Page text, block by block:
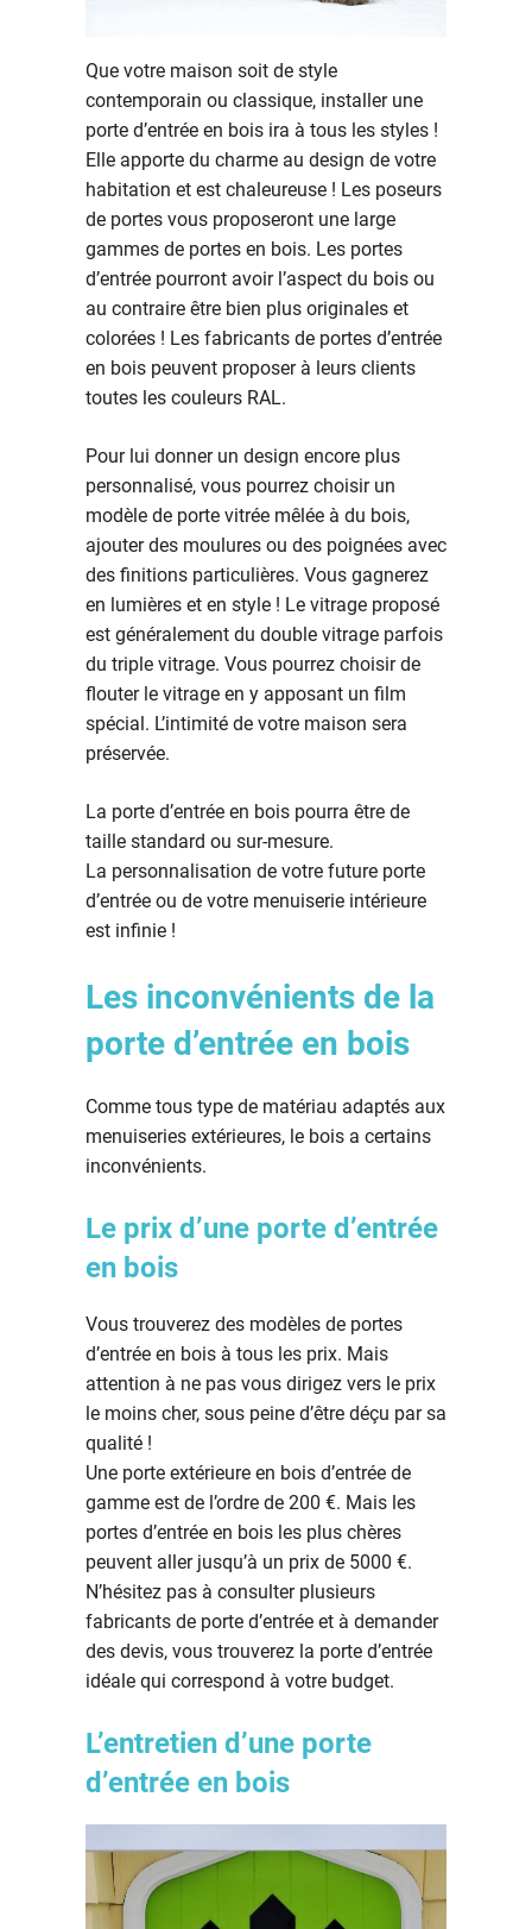
Que votre maison soit de style
contemporain ou classique, installer une
porte d’entrée en bois ira à tous les styles !
Elle apporte du charme au design de votre
habitation et est chaleureuse ! Les poseurs
de portes vous proposeront une large
gammes de portes en bois. Les portes
d’entrée pourront avoir l’aspect du bois ou
au contraire être bien plus originales et
colorées ! Les fabricants de portes d’entrée
en bois peuvent proposer à leurs clients
toutes les couleurs RAL.
Pour lui donner un design encore plus
personnalisé, vous pourrez choisir un
modèle de porte vitrée mêlée à du bois,
ajouter des moulures ou des poignées avec
des finitions particulières. Vous gagnerez
en lumières et en style ! Le vitrage proposé
est généralement du double vitrage parfois
du triple vitrage. Vous pourrez choisir de
flouter le vitrage en y apposant un film
spécial. L’intimité de votre maison sera
préservée.
La porte d’entrée en bois pourra être de
taille standard ou sur-mesure.
La personnalisation de votre future porte
d’entrée ou de votre menuiserie intérieure
est infinie !
Les inconvénients de la
porte d’entrée en bois
Comme tous type de matériau adaptés aux
menuiseries extérieures, le bois a certains
inconvénients.
Le prix d’une porte d’entrée
en bois
Vous trouverez des modèles de portes
d’entrée en bois à tous les prix. Mais
attention à ne pas vous dirigez vers le prix
le moins cher, sous peine d’être déçu par sa
qualité !
Une porte extérieure en bois d’entrée de
gamme est de l’ordre de 200 €. Mais les
portes d’entrée en bois les plus chères
peuvent aller jusqu’à un prix de 5000 €.
N’hésitez pas à consulter plusieurs
fabricants de porte d’entrée et à demander
des devis, vous trouverez la porte d’entrée
idéale qui correspond à votre budget.
L’entretien d’une porte
d’entrée en bois